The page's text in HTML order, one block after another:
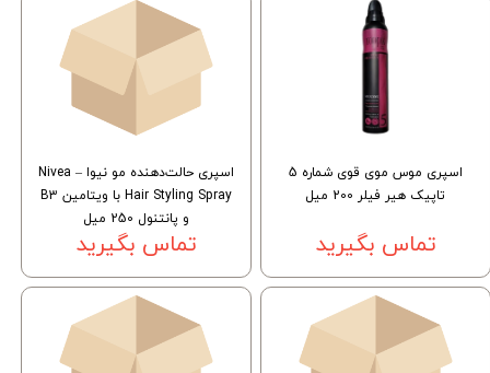
اسپری موس موی قوی شماره 5
تاپیک هیر فیلر 200 میل
تماس بگیرید
اسپری حالت‌دهنده مو نیوا – Nivea
Hair Styling Spray با ویتامین B3
و پانتنول 250 میل
تماس بگیرید